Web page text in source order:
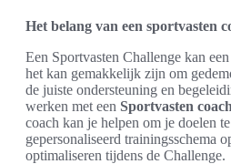
Het belang van een sportvasten
Een Sportvasten Challenge kan
het kan gemakkelijk zijn om
de juiste ondersteuning en
werken met een Sportvasten coach
coach kan je helpen om je doelen
gepersonaliseerd trainingsschema
optimaliseren tijdens de Challenge.